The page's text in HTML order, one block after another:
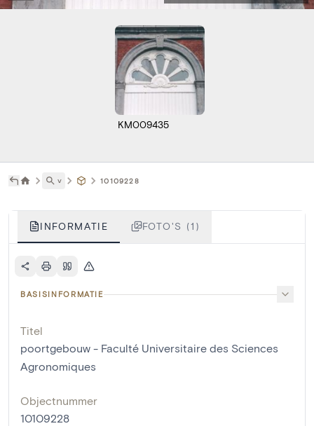
KM009435
˅ 10109228
INFORMATIE FOTO'S (1)
BASISINFORMATIE
Titel
poortgebouw - Faculté Universitaire des Sciences
Agronomiques
Objectnummer
10109228